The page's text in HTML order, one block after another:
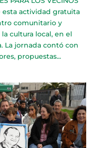
actividad gratuita
comunitario y
cultura local, en el
La jornada contó con
propuestas...